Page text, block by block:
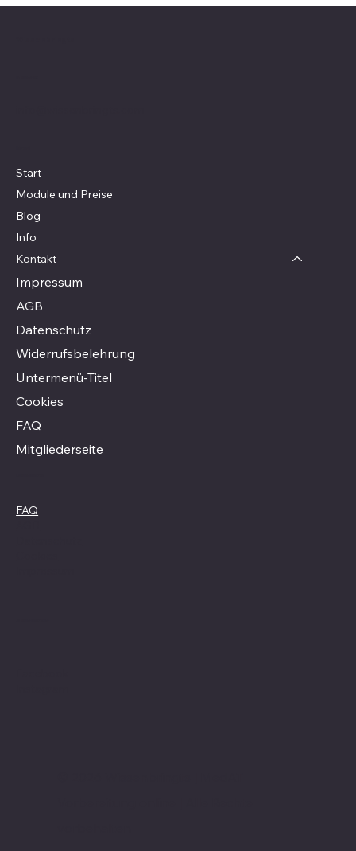
Start
Module und Preise
Blog
Info
Kontakt
Impressum
AGB
Datenschutz
Widerrufsbelehrung
Untermenü-Titel
Cookies
FAQ
Mitgliederseite
FAQ